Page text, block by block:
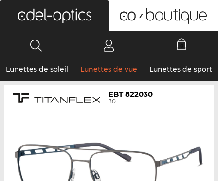
Lunettes de soleil Lunettes de vue Lunettes de sport
EBT 822030
30